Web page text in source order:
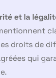
et la
droits de
qui